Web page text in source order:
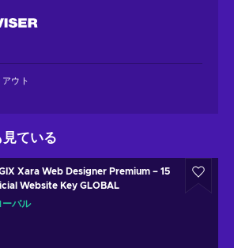
ウト
ている
Xara Web Designer Premium – 15
Website Key GLOBAL
ーバル